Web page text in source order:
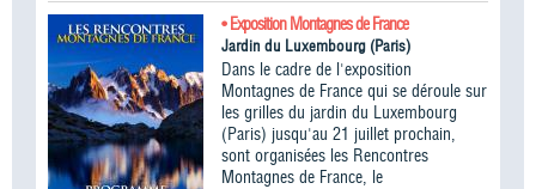
• Exposition Montagnes de France
Jardin du Luxembourg (Paris)
Dans le cadre de l'exposition
Montagnes de France qui se déroule sur
les grilles du jardin du Luxembourg
(Paris) jusqu'au 21 juillet prochain,
sont organisées les Rencontres
Montagnes de France, le